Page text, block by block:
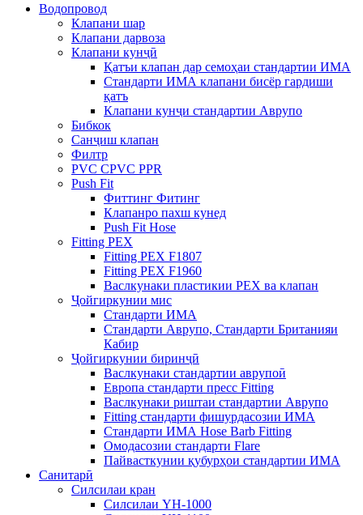
Водопровод
Клапани шар
Клапани дарвоза
Клапани кунҷӣ
Қатъи клапан дар семоҳаи стандартии ИМА
Стандарти ИМА клапани бисёр гардиши
қатъ
Клапани кунҷи стандартии Аврупо
Бибкок
Санҷиш клапан
Филтр
PVC CPVC PPR
Push Fit
Фиттинг Фитинг
Клапанро пахш кунед
Push Fit Hose
Fitting PEX
Fitting PEX F1807
Fitting PEX F1960
Васлкунаки пластикии PEX ва клапан
Ҷойгиркунии мис
Стандарти ИМА
Стандарти Аврупо, Стандарти Британияи
Кабир
Ҷойгиркунии биринҷӣ
Васлкунаки стандартии аврупоӣ
Европа стандарти пресс Fitting
Васлкунаки риштаи стандартии Аврупо
Fitting стандарти фишурдасозии ИМА
Стандарти ИМА Hose Barb Fitting
Омодасозии стандарти Flare
Пайвасткунии қубурҳои стандартии ИМА
Санитарӣ
Силсилаи кран
Силсилаи YH-1000